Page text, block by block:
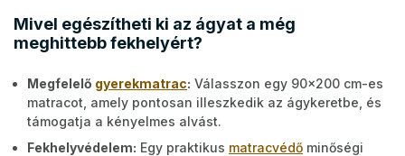
Mivel egészítheti ki az ágyat a még
meghittebb fekhelyért?
Megfelelő gyerekmatrac: Válasszon egy 90x200 cm-es
matracot, amely pontosan illeszkedik az ágykeretbe, és
támogatja a kényelmes alvást.
Fekhelyvédelem: Egy praktikus matracvédő minőségi